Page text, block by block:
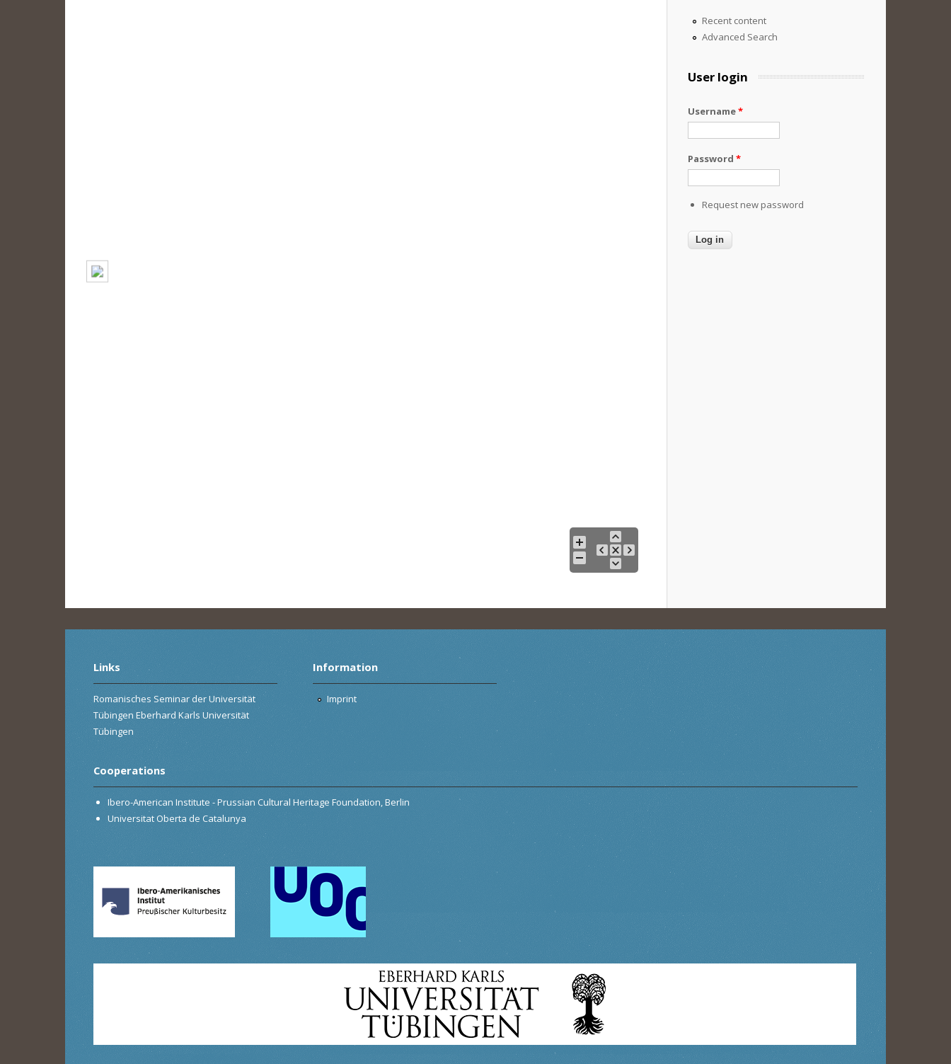
Recent content
Advanced Search
User login
Username*
Password *
Request new password
Links
Romanisches Seminar der Universität
Tübingen Eberhard Karls Universität
Tübingen
Information
Imprint
Cooperations
Ibero-American Institute - Prussian Cultural Heritage Foundation, Berlin
Universitat Oberta de Catalunya